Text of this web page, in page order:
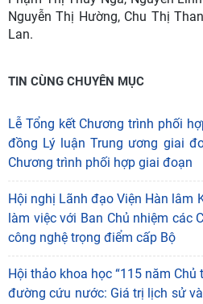
Nguyễn Thị Hường, Chu Thị
Lan.
TIN CÙNG CHUYÊN MỤC
Lễ Tổng kết Chương trình phối
đồng Lý luận Trung ương giai
Chương trình phối hợp giai đoạn
Hội nghị Lãnh đạo Viện Hàn lâm
làm việc với Ban Chủ nhiệm các
công nghệ trọng điểm cấp Bộ
Hội thảo khoa học “115 năm
đường cứu nước: Giá trị lịch sử